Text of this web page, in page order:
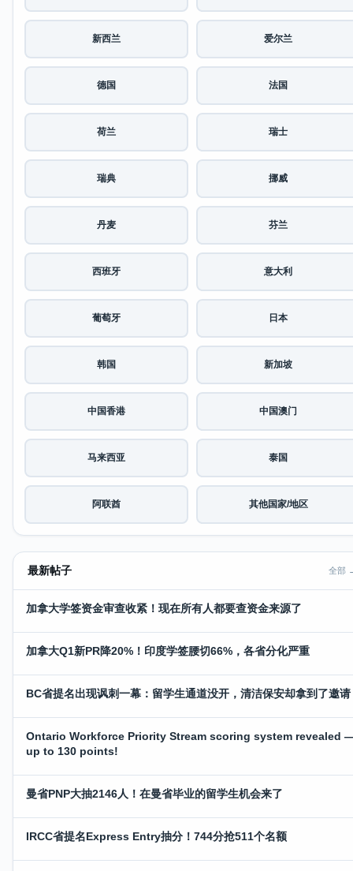
新西兰 爱尔兰
德国 法国
荷兰 瑞士
瑞典 挪威
丹麦 芬兰
西班牙 意大利
葡萄牙 日本
韩国 新加坡
中国香港 中国澳门
马来西亚 泰国
阿联酋 其他国家/地区
最新帖子 全部
加拿大学签资金审查收紧！现在所有人都要查资金来源了
加拿大Q1新PR降20%！印度学签腰切66%，各省分化严重
BC省提名出现讽刺一幕：留学生通道没开，清洁保安却拿到了邀请
Ontario Workforce Priority Stream scoring system revealed
up to 130 points!
曼省PNP大抽2146人！在曼省毕业的留学生机会来了
IRCC省提名Express Entry抽分！744分抢511个名额